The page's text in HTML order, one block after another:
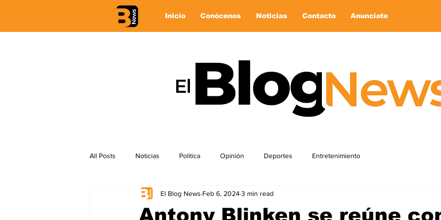
Inicio Conócenos Noticias Contacto Anunciate
All Posts Noticias Politica Opinión Deportes Entretenimiento
Antony Blinken se reúne
El Blog News Feb 6, 20243 min read